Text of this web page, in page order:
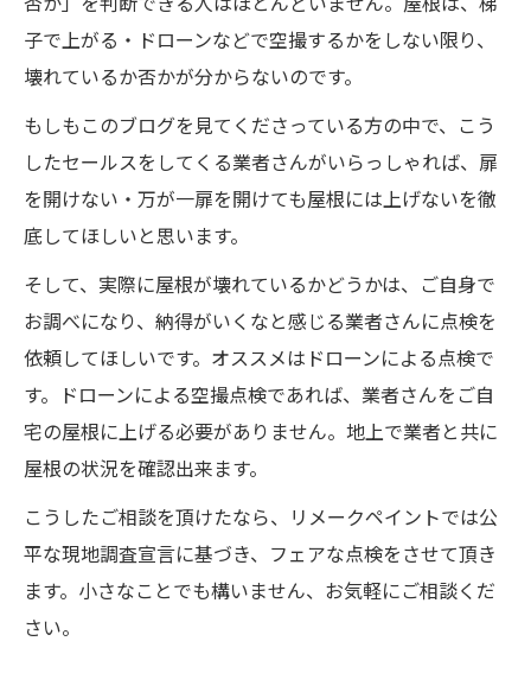
子で上がる・ドローンなどで空撮するかをしない限り、
壊れているか否かが分からないのです。
もしもこのブログを見てくださっている方の中で、こう
したセールスをしてくる業者さんがいらっしゃれば、扉
を開けない・万が一扉を開けても屋根には上げないを徹
底してほしいと思います。
そして、実際に屋根が壊れているかどうかは、ご自身で
お調べになり、納得がいくなと感じる業者さんに点検を
依頼してほしいです。オススメはドローンによる点検で
す。ドローンによる空撮点検であれば、業者さんをご自
宅の屋根に上げる必要がありません。地上で業者と共に
屋根の状況を確認出来ます。
こうしたご相談を頂けたなら、リメークペイントでは公
平な現地調査宣言に基づき、フェアな点検をさせて頂き
ます。小さなことでも構いません、お気軽にご相談くだ
さい。